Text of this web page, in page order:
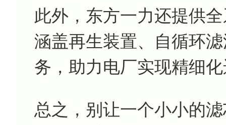
此外，东方一力还提供
涵盖再生装置、自循环
务，助力电厂实现精细
总之，别让一个小小的